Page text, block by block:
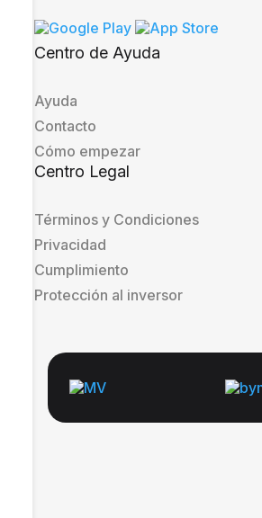
Centro de Ayuda
Ayuda
Contacto
Cómo empezar
Centro Legal
Términos y Condiciones
Privacidad
Cumplimiento
Protección al inversor